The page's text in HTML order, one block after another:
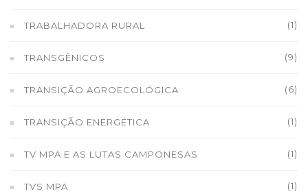
TRABALHADORA RURAL (1)
TRANSGÊNICOS (9)
TRANSIÇÃO AGROECOLÓGICA (6)
TRANSIÇÃO ENERGÉTICA (1)
TV MPA E AS LUTAS CAMPONESAS (1)
TVS MPA (1)